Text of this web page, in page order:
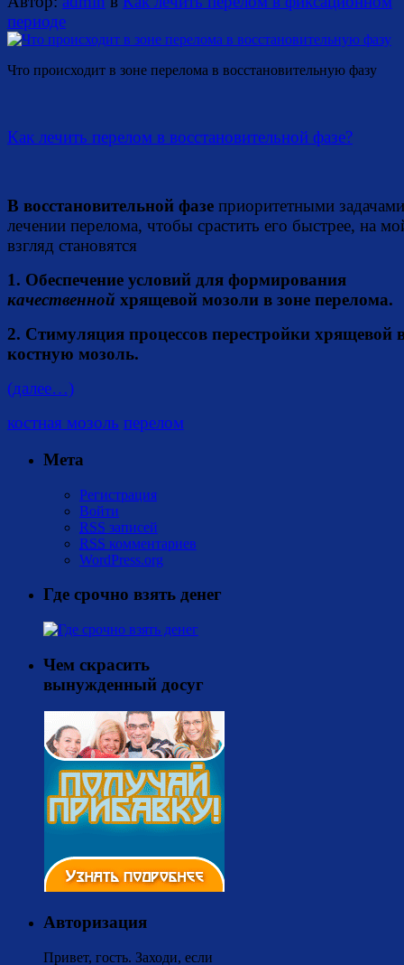
периоде
Что происходит в зоне перелома в восстановительную фазу
Как лечить перелом в восстановительной фазе?
В восстановительной фазе приоритетными
лечении перелома, чтобы срастить его быстрее, на
взгляд становятся
1. Обеспечение условий для формирования
качественной хрящевой мозоли в зоне перелома.
2. Стимуляция процессов перестройки хрящевой
костную мозоль.
(далее…)
костная мозоль перелом
Мета
Регистрация
Войти
RSS записей
RSS комментариев
WordPress.org
Где срочно взять денег
Чем скрасить
вынужденный досуг
Авторизация
Привет, гость. Заходи, если